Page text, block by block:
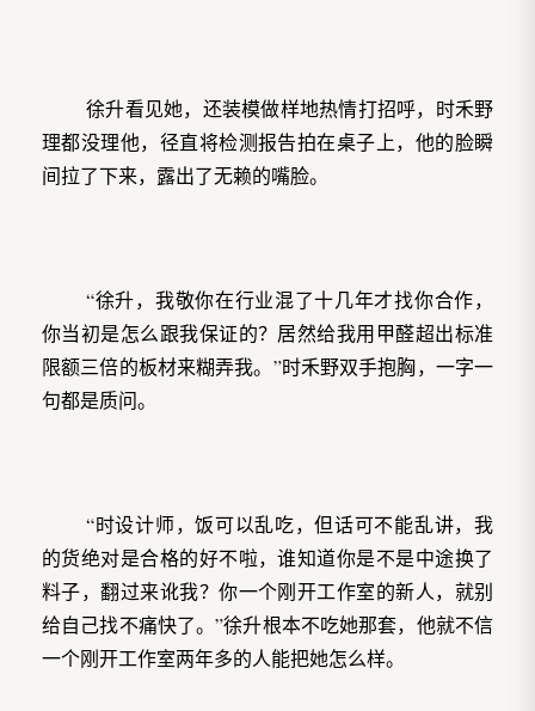
徐升看见她，还装模做样地热情打招呼，时禾野
理都没理他，径直将检测报告拍在桌子上，他的脸瞬
间拉了下来，露出了无赖的嘴脸。
“徐升，我敬你在行业混了十几年才找你合作，
你当初是怎么跟我保证的？居然给我用甲醛超出标准
限额三倍的板材来糊弄我。”时禾野双手抱胸，一字一
句都是质问。
“时设计师，饭可以乱吃，但话可不能乱讲，我
的货绝对是合格的好不啦，谁知道你是不是中途换了
料子，翻过来讹我？你一个刚开工作室的新人，就别
给自己找不痛快了。”徐升根本不吃她那套，他就不信
一个刚开工作室两年多的人能把她怎么样。